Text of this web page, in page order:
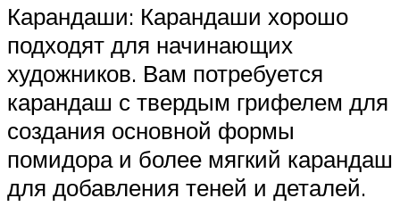
Карандаши: Карандаши хорошо
подходят для начинающих
художников. Вам потребуется
карандаш с твердым грифелем для
создания основной формы
помидора и более мягкий карандаш
для добавления теней и деталей.